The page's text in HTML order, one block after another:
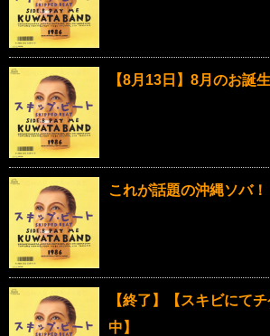
【8月13日】8月のお誕
これが話題の沖縄ソバ！
【終了】【スキビにて
中】